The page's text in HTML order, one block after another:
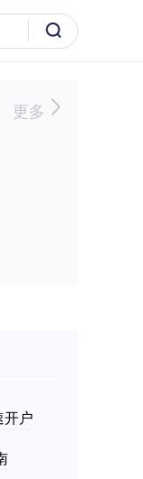
更多
户